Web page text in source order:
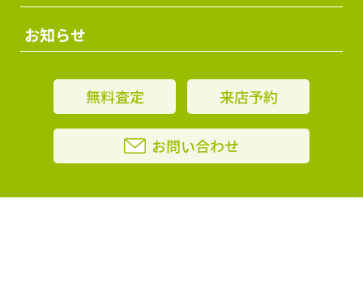
お知らせ
無料査定 来店予約
お問い合わせ